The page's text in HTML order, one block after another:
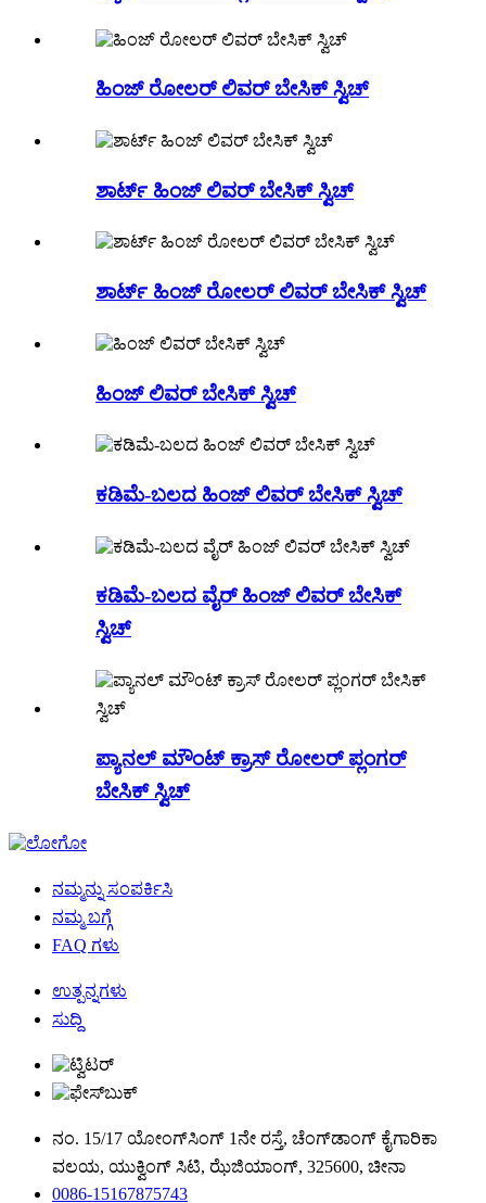
ಹಿಂಜ್ ರೋಲರ್ ಲಿವರ್ ಬೇಸಿಕ್ ಸ್ವಿಚ್
ಶಾರ್ಟ್ ಹಿಂಜ್ ಲಿವರ್ ಬೇಸಿಕ್ ಸ್ವಿಚ್
ಶಾರ್ಟ್ ಹಿಂಜ್ ರೋಲರ್ ಲಿವರ್ ಬೇಸಿಕ್ ಸ್ವಿಚ್
ಹಿಂಜ್ ಲಿವರ್ ಬೇಸಿಕ್ ಸ್ವಿಚ್
ಕಡಿಮೆ-ಬಲದ ಹಿಂಜ್ ಲಿವರ್ ಬೇಸಿಕ್ ಸ್ವಿಚ್
ಕಡಿಮೆ-ಬಲದ ವೈರ್ ಹಿಂಜ್ ಲಿವರ್ ಬೇಸಿಕ್
ಸ್ವಿಚ್
ಪ್ಯಾನಲ್ ಮೌಂಟ್ ಕ್ರಾಸ್ ರೋಲರ್ ಪ್ಲಂಗರ್
ಬೇಸಿಕ್ ಸ್ವಿಚ್
ನಮ್ಮನ್ನು ಸಂಪರ್ಕಿಸಿ
ನಮ್ಮ ಬಗ್ಗೆ
FAQ ಗಳು
ಉತ್ಪನ್ನಗಳು
ಸುದ್ದಿ
ನಂ. 15/17 ಯೋಂಗ್‌ಸಿಂಗ್ 1ನೇ ರಸ್ತೆ, ಚೆಂಗ್‌ಡಾಂಗ್ ಕೈಗಾರಿಕಾ
ವಲಯ, ಯುಕ್ವಿಂಗ್ ಸಿಟಿ, ಝೆಜಿಯಾಂಗ್, 325600, ಚೀನಾ
0086-15167875743